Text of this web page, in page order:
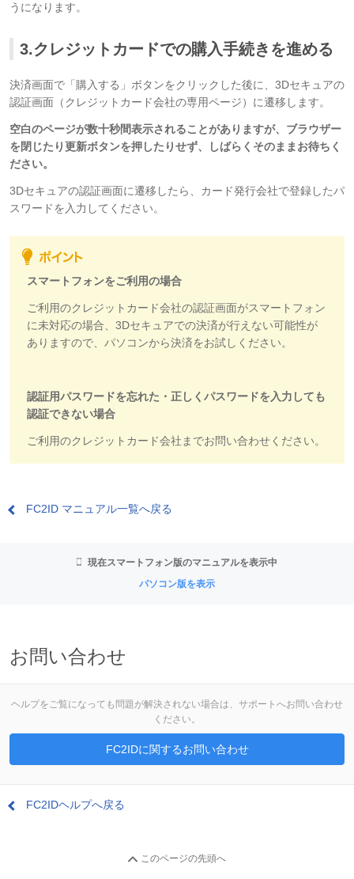
うになります。
3.クレジットカードでの購入手続きを進める
決済画面で「購入する」ボタンをクリックした後に、3Dセキュアの
認証画面（クレジットカード会社の専用ページ）に遷移します。
空白のページが数十秒間表示されることがありますが、ブラウザー
を閉じたり更新ボタンを押したりせず、しばらくそのままお待ちく
ださい。
3Dセキュアの認証画面に遷移したら、カード発行会社で登録したパ
スワードを入力してください。
スマートフォンをご利用の場合
ご利用のクレジットカード会社の認証画面がスマートフォン
に未対応の場合、3Dセキュアでの決済が行えない可能性が
ありますので、パソコンから決済をお試しください。
認証用パスワードを忘れた・正しくパスワードを入力しても
認証できない場合
ご利用のクレジットカード会社までお問い合わせください。
FC2ID マニュアル一覧へ戻る
現在スマートフォン版のマニュアルを表示中
パソコン版を表示
お問い合わせ
ヘルプをご覧になっても問題が解決されない場合は、サポートへお問い合わせ
ください。
FC2IDに関するお問い合わせ
FC2IDヘルプへ戻る
このページの先頭へ